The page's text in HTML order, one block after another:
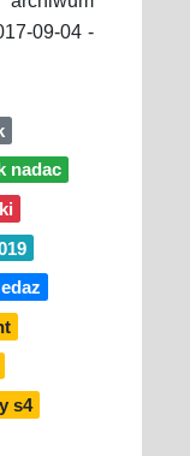
09-04 -
nadac
s4